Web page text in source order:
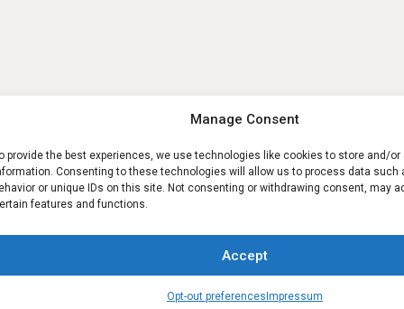
Manage Consent
provide the best experiences, we use technologies like cookies to store and/
Consenting to these technologies will allow us to process data such
or unique IDs on this site. Not consenting or withdrawing consent, may
features and functions.
Accept
Opt-out preferences Impressum
Contact us